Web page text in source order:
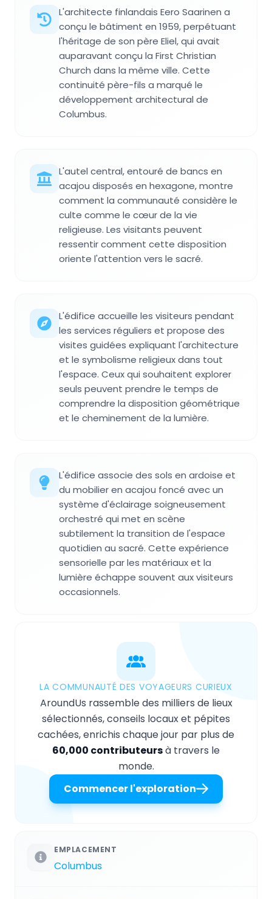
L'architecte finlandais Eero Saarinen a
conçu le bâtiment en 1959, perpétuant
l'héritage de son père Eliel, qui avait
auparavant conçu la First Christian
Church dans la même ville. Cette
continuité père-fils a marqué le
développement architectural de
Columbus.
L'autel central, entouré de bancs en
acajou disposés en hexagone, montre
comment la communauté considère le
culte comme le cœur de la vie
religieuse. Les visitants peuvent
ressentir comment cette disposition
oriente l'attention vers le sacré.
L'édifice accueille les visiteurs pendant
les services réguliers et propose des
visites guidées expliquant l'architecture
et le symbolisme religieux dans tout
l'espace. Ceux qui souhaitent explorer
seuls peuvent prendre le temps de
comprendre la disposition géométrique
et le cheminement de la lumière.
L'édifice associe des sols en ardoise et
du mobilier en acajou foncé avec un
système d'éclairage soigneusement
orchestré qui met en scène
subtilement la transition de l'espace
quotidien au sacré. Cette expérience
sensorielle par les matériaux et la
lumière échappe souvent aux visiteurs
occasionnels.
LA COMMUNAUTÉ DES VOYAGEURS CURIEUX
AroundUs rassemble des milliers de lieux
sélectionnés, conseils locaux et pépites
cachées, enrichis chaque jour par plus de
60,000 contributeursà travers le
monde.
Commencer l'exploration
EMPLACEMENT
Columbus